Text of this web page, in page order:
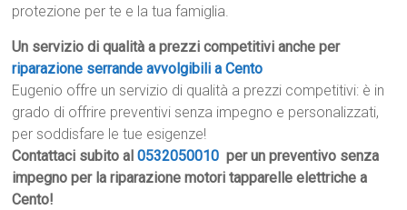
protezione per te e la tua famiglia.
Un servizio di qualità a prezzi competitivi anche per
riparazione serrande avvolgibili a Cento
Eugenio offre un servizio di qualità a prezzi competitivi: è in
grado di offrire preventivi senza impegno e personalizzati,
per soddisfare le tue esigenze!
Contattaci subito al0532050010 per un preventivo senza
impegno per la riparazione motori tapparelle elettriche a
Cento!